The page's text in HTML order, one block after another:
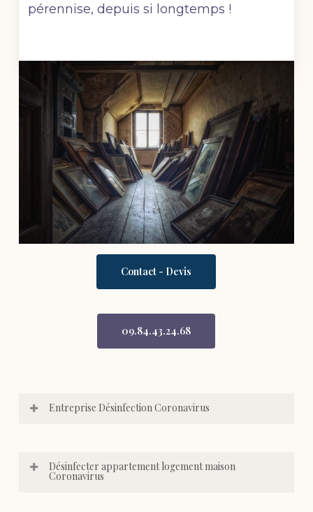
pérennise, depuis si longtemps !
Contact - Devis
09.84.43.24.68
Entreprise Désinfection Coronavirus
Désinfecter appartement logement maison
Coronavirus